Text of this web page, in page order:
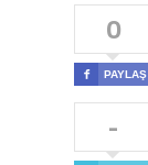
0
 PAYLAŞ
-